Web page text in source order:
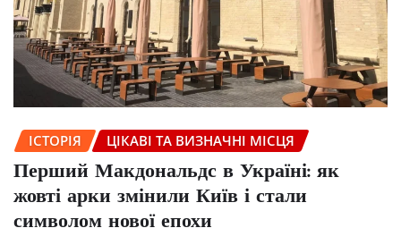
ІСТОРІЯ ЦІКАВІ ТА ВИЗНАЧНІ МІСЦЯ
Перший Макдональдс в Україні: як
жовті арки змінили Київ і стали
символом нової епохи